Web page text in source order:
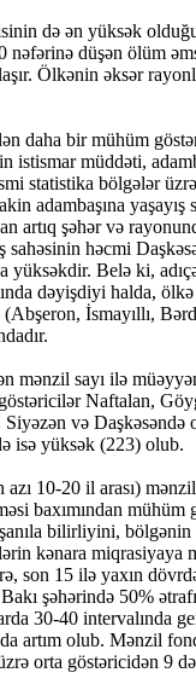
də ən yüksək
nəfərinə düşən ölüm
Ölkənin əksər
daha bir mühüm
istismar müddəti,
statistika bölgələr
adambaşına yaşayış
artıq şəhər və
sahəsinin həcmi
yüksəkdir. Belə ki,
dəyişdiyi halda,
İsmayıllı,
mənzil sayı ilə
Naftalan,
Siyəzən və Daşkəsəndə
isə yüksək (223) olub.
10-20 il arası)
baxımından
bilirliyini,
kənara miqrasiyaya
son 15 ilə yaxın
şəhərində 50%
30-40 intervalında
artım olub. Mənzil
orta göstəricidən 9